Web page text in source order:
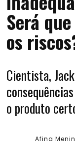
Será
os
Cientista,
o produto
Afina